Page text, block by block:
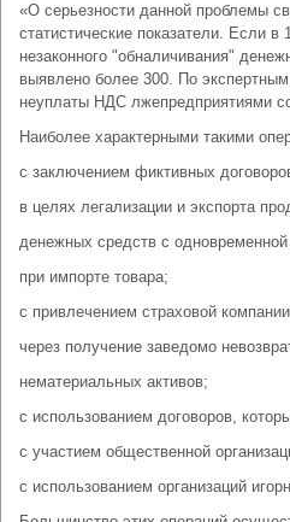
«О серьезности данной проблемы
статистические показатели. Если
незаконного "обналичивания"
выявлено более 300. По
неуплаты НДС лжепредприятиями
Наиболее характерными такими
с заключением фиктивных
в целях легализации и экспорта
денежных средств с одновременной
при импорте товара;
с привлечением страховой
через получение заведомо
нематериальных активов;
с использованием договоров,
с участием общественной
с использованием организаций